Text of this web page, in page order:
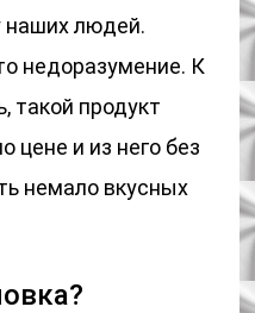
наших людей.
недоразумение. К
такой продукт
цене и из него без
немало вкусных